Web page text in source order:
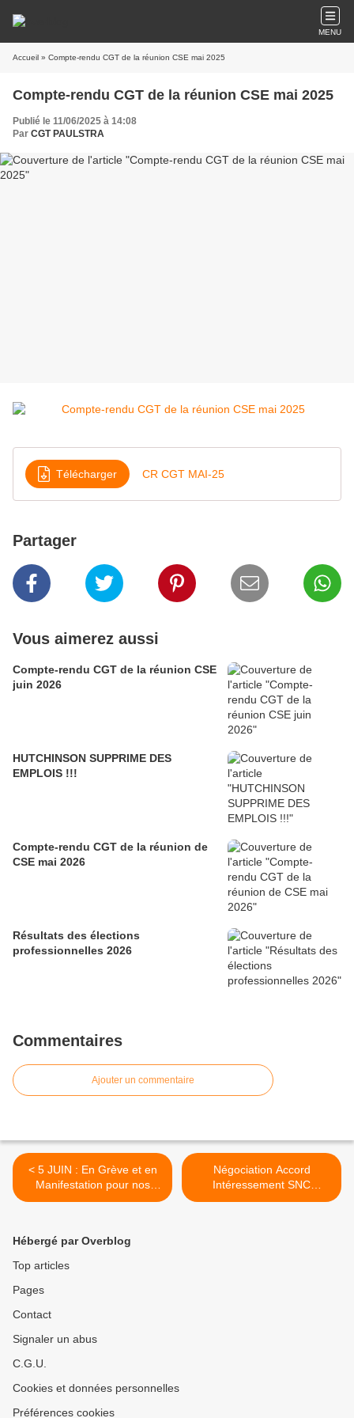
MENU
Accueil » Compte-rendu CGT de la réunion CSE mai 2025
Compte-rendu CGT de la réunion CSE mai 2025
Publié le 11/06/2025 à 14:08
Par CGT PAULSTRA
Télécharger CR CGT MAI-25
Partager
Vous aimerez aussi
Compte-rendu CGT de la réunion CSE
juin 2026
HUTCHINSON SUPPRIME DES
EMPLOIS !!!
Compte-rendu CGT de la réunion de
CSE mai 2026
Résultats des élections
professionnelles 2026
Commentaires
Ajouter un commentaire
< 5 JUIN : En Grève et en
Manifestation pour nos
Retraites, nos Emplois et
Négociation Accord
Intéressement SNC
PAULSTRA 2025-2027,
Hébergé par Overblog
Top articles
Pages
Contact
Signaler un abus
C.G.U.
Cookies et données personnelles
Préférences cookies